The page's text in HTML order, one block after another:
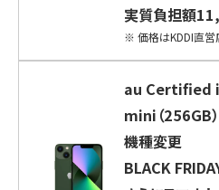
実質負担額
※ 価格はKDDI直営
au Certified
mini（256GB）
機種変更
BLACK